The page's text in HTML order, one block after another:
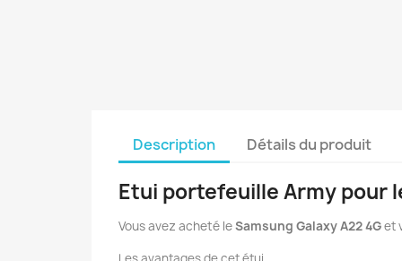
Description Détails du produit
Etui portefeuille Army pour
Vous avez acheté leSamsung Galaxy A22 4Get